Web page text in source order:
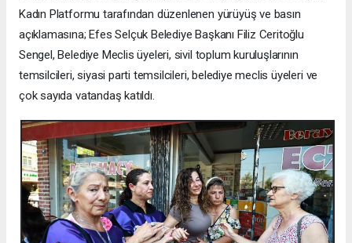
Kadın Platformu tarafından düzenlenen yürüyüş ve basın
açıklamasına; Efes Selçuk Belediye Başkanı Filiz Ceritoğlu
Sengel, Belediye Meclis üyeleri, sivil toplum kuruluşlarının
temsilcileri, siyasi parti temsilcileri, belediye meclis üyeleri ve
çok sayıda vatandaş katıldı.